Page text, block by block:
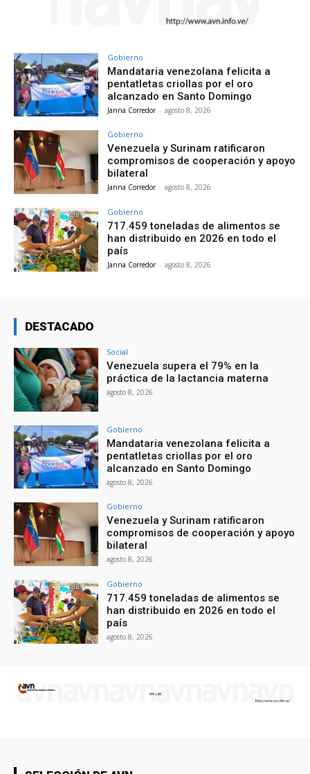
Gobierno
Mandataria venezolana felicita a
pentatletas criollas por el oro
alcanzado en Santo Domingo
Janna Corredor - agosto 8, 2026
Gobierno
Venezuela y Surinam ratificaron
compromisos de cooperación y apoyo
bilateral
Janna Corredor - agosto 8, 2026
Gobierno
717.459 toneladas de alimentos se
han distribuido en 2026 en todo el
país
Janna Corredor - agosto 8, 2026
DESTACADO
Social
Venezuela supera el 79% en la
práctica de la lactancia materna
agosto 8, 2026
Gobierno
Mandataria venezolana felicita a
pentatletas criollas por el oro
alcanzado en Santo Domingo
agosto 8, 2026
Gobierno
Venezuela y Surinam ratificaron
compromisos de cooperación y apoyo
bilateral
agosto 8, 2026
Gobierno
717.459 toneladas de alimentos se
han distribuido en 2026 en todo el
país
agosto 8, 2026